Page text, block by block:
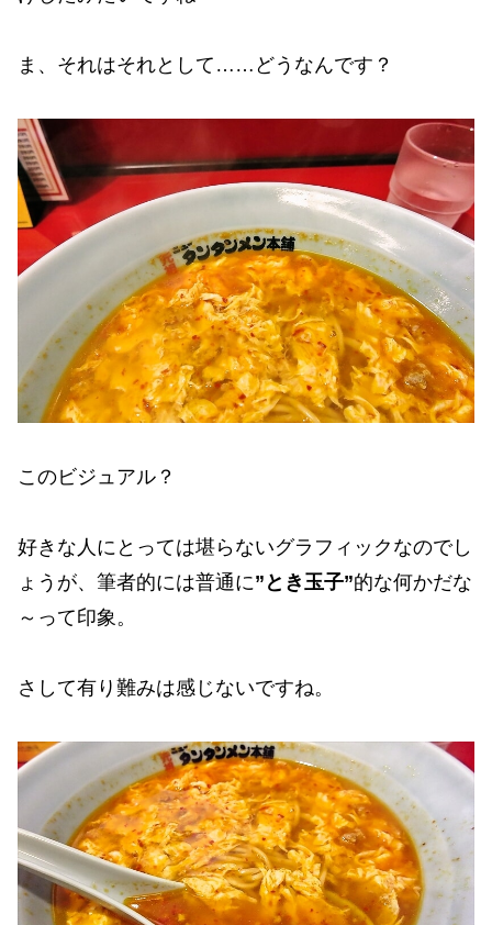
ま、それはそれとして……どうなんです？
このビジュアル？
好きな人にとっては堪らないグラフィックなのでし
ょうが、筆者的には普通に”とき玉子”的な何かだな
～って印象。
さして有り難みは感じないですね。